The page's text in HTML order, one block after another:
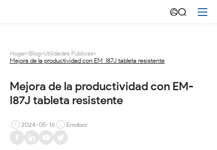
de
la
productividad
con
EM-
I87J
tableta
Hogar>Blog>Utilidades Públicas>
Mejora de la productividad con EM-I87J tableta resistente
Mejora de la productividad con EM-
I87J tableta resistente
2024-05-16 Emdoor